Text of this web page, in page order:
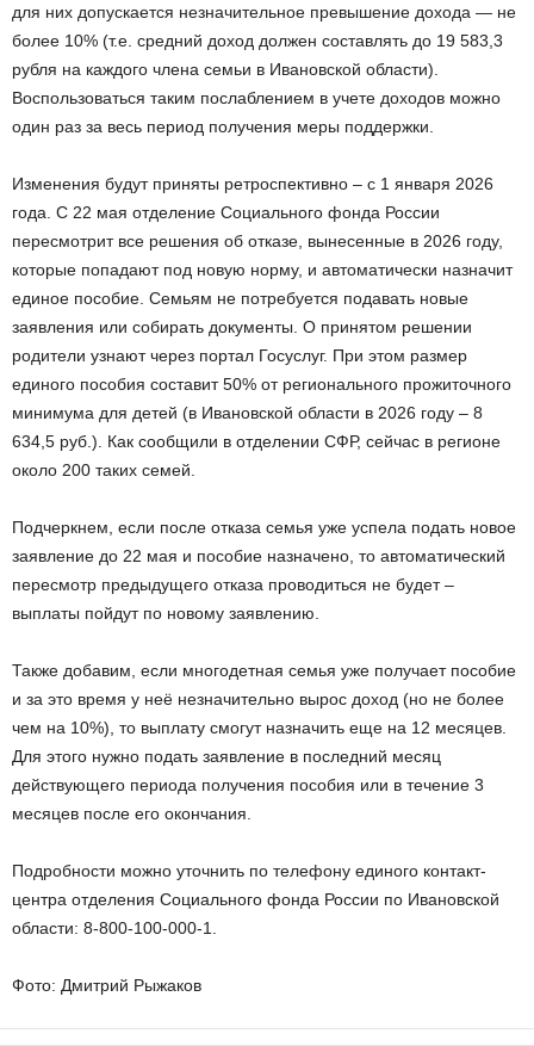
для них допускается незначительное превышение дохода — не
более 10% (т.е. средний доход должен составлять до 19 583,3
рубля на каждого члена семьи в Ивановской области).
Воспользоваться таким послаблением в учете доходов можно
один раз за весь период получения меры поддержки.
Изменения будут приняты ретроспективно – с 1 января 2026
года. С 22 мая отделение Социального фонда России
пересмотрит все решения об отказе, вынесенные в 2026 году,
которые попадают под новую норму, и автоматически назначит
единое пособие. Семьям не потребуется подавать новые
заявления или собирать документы. О принятом решении
родители узнают через портал Госуслуг. При этом размер
единого пособия составит 50% от регионального прожиточного
минимума для детей (в Ивановской области в 2026 году – 8
634,5 руб.). Как сообщили в отделении СФР, сейчас в регионе
около 200 таких семей.
Подчеркнем, если после отказа семья уже успела подать новое
заявление до 22 мая и пособие назначено, то автоматический
пересмотр предыдущего отказа проводиться не будет –
выплаты пойдут по новому заявлению.
Также добавим, если многодетная семья уже получает пособие
и за это время у неё незначительно вырос доход (но не более
чем на 10%), то выплату смогут назначить еще на 12 месяцев.
Для этого нужно подать заявление в последний месяц
действующего периода получения пособия или в течение 3
месяцев после его окончания.
Подробности можно уточнить по телефону единого контакт-
центра отделения Социального фонда России по Ивановской
области: 8-800-100-000-1.
Фото: Дмитрий Рыжаков